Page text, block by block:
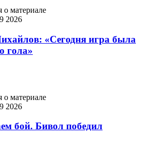
материале
2026
«Сегодня игра была
гола»
материале
2026
бой. Бивол победил